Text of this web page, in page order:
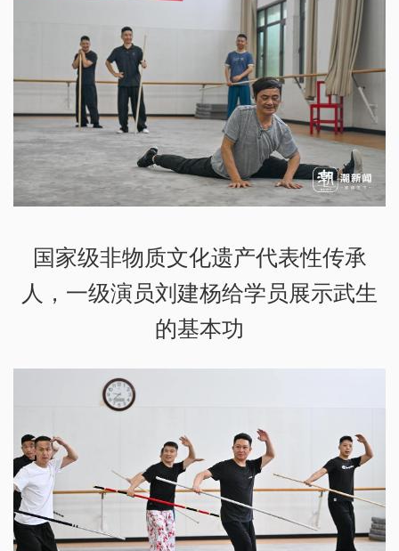
国家级非物质文化遗产代表性传承
人，一级演员刘建杨给学员展示武生
的基本功